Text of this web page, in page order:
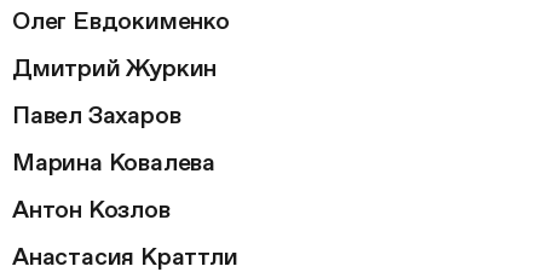
Олег Евдокименко
Дмитрий Журкин
Павел Захаров
Марина Ковалева
Антон Козлов
Анастасия Краттли